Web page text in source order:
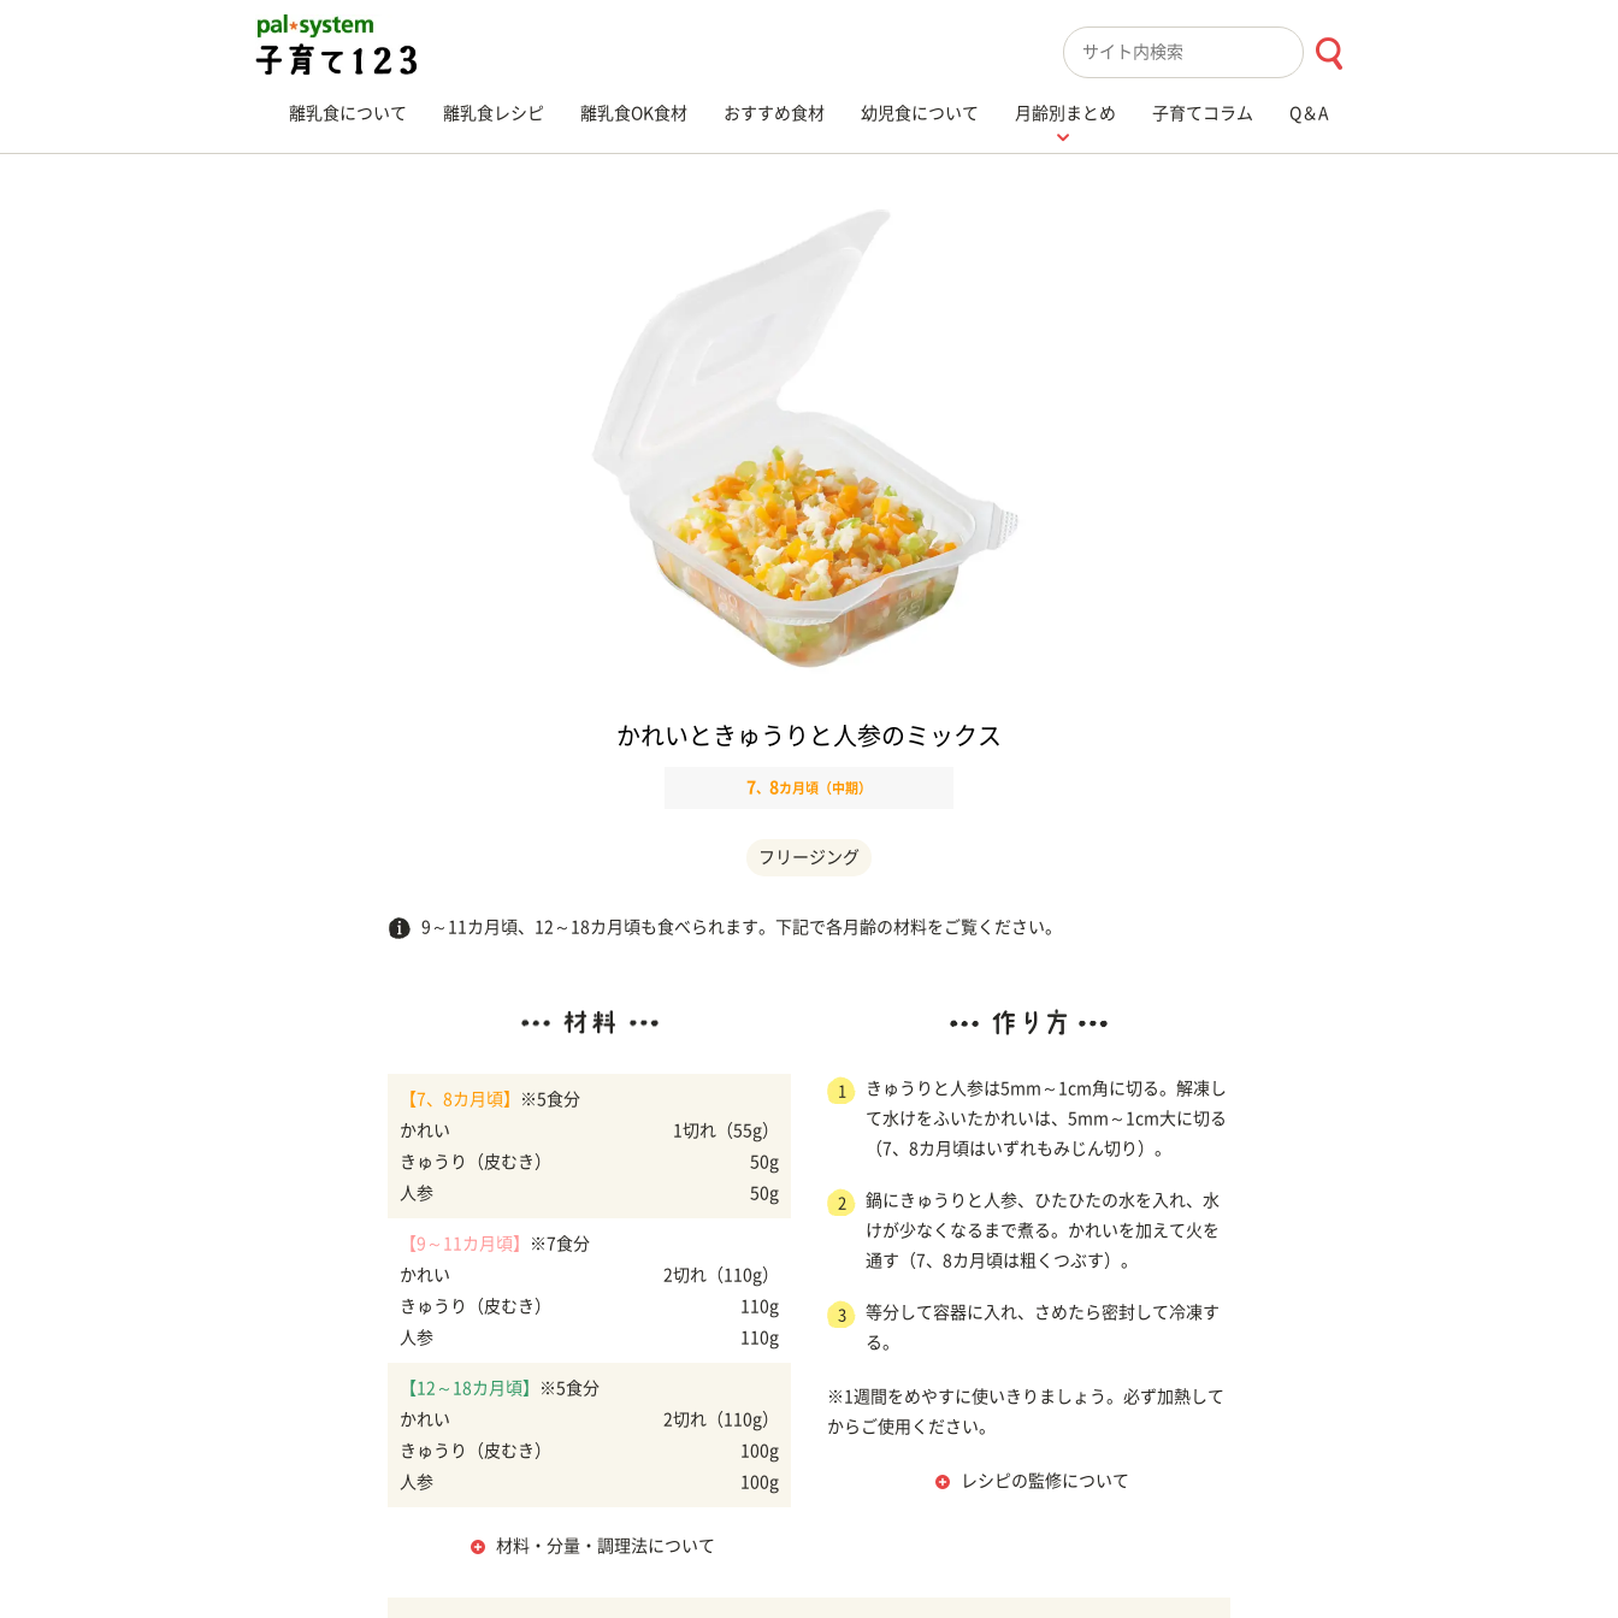
検索キーワード入力
離乳食について 離乳食レシピ 離乳食OK食材 おすすめ食材 幼児食について 月齢別まとめ 子育てコラム Q＆A
かれいときゅうりと人参のミックス
7、 8カ月頃（中期）
フリージング
9～11カ月頃、12～18カ月頃も食べられます。下記で各月齢の材料をご覧ください。
【7、8カ月頃】
※5食分
かれい
きゅうり（皮むき）
人参
1切れ（55g）
50g
50g
【9～11カ月頃】
※7食分
かれい
きゅうり（皮むき）
人参
2切れ（110g）
110g
110g
【12～18カ月頃】
※5食分
かれい
きゅうり（皮むき）
人参
2切れ（110g）
100g
100g
材料・分量・調理法について
1
きゅうりと人参は5mm～1cm角に切る。解凍し
て水けをふいたかれいは、5mm～1cm大に切る
（7、8カ月頃はいずれもみじん切り）。
2
鍋にきゅうりと人参、ひたひたの水を入れ、水
けが少なくなるまで煮る。かれいを加えて火を
通す（7、8カ月頃は粗くつぶす）。
3
等分して容器に入れ、さめたら密封して冷凍す
る。
※1週間をめやすに使いきりましょう。必ず加熱して
からご使用ください。
レシピの監修について